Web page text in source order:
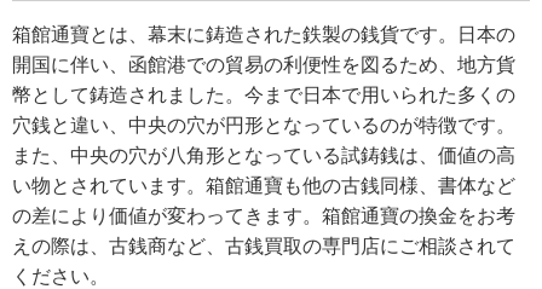
箱館通寶とは、幕末に鋳造された鉄製の銭貨です。日本の
開国に伴い、函館港での貿易の利便性を図るため、地方貨
幣として鋳造されました。今まで日本で用いられた多くの
穴銭と違い、中央の穴が円形となっているのが特徴です。
また、中央の穴が八角形となっている試鋳銭は、価値の高
い物とされています。箱館通寶も他の古銭同様、書体など
の差により価値が変わってきます。箱館通寶の換金をお考
えの際は、古銭商など、古銭買取の専門店にご相談されて
ください。